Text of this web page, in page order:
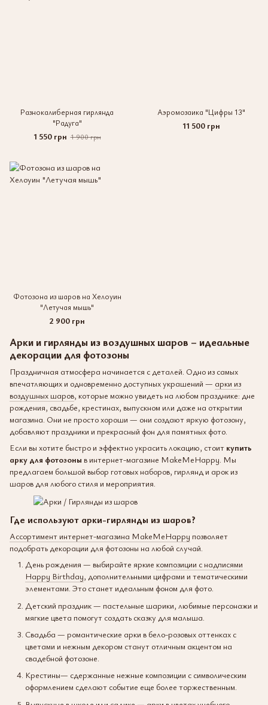
Разнокалиберная гирлянда
"Радуга"
1 550 грн 1 900 грн
Аэромозаика "Цифры 13"
11 500 грн
Фотозона из шаров на Хелоуин
"Летучая мышь"
2 900 грн
Арки и гирлянды из воздушных шаров – идеальные
декорации для фотозоны
Праздничная атмосфера начинается с деталей. Одно из самых
впечатляющих и одновременно доступных украшений — арки из
воздушных шаров, которые можно увидеть на любом празднике: дне
рождения, свадьбе, крестинах, выпускном или даже на открытии
магазина. Они не просто хороши — они создают яркую фотозону,
добавляют праздники и прекрасный фон для памятных фото.
Если вы хотите быстро и эффектно украсить локацию, стоит купить
арку для фотозоны в интернет-магазине MakeMeHappy. Мы
предлагаем большой выбор готовых наборов, гирлянд и арок из
шаров для любого стиля и мероприятия.
Где используют арки-гирлянды из шаров?
Ассортимент интернет-магазина MakeMeHappy позволяет
подобрать декорации для фотозоны на любой случай.
День рождения — выбирайте яркие композиции с надписями
Happy Birthday, дополнительными цифрами и тематическими
элементами. Это станет идеальным фоном для фото.
Детский праздник — пастельные шарики, любимые персонажи и
мягкие цвета помогут создать сказку для малыша.
Свадьба — романтические арки в бело-розовых оттенках с
цветами и нежным декором станут отличным акцентом на
свадебной фотозоне.
Крестины— сдержанные нежные композиции с символическим
оформлением сделают событие еще более торжественным.